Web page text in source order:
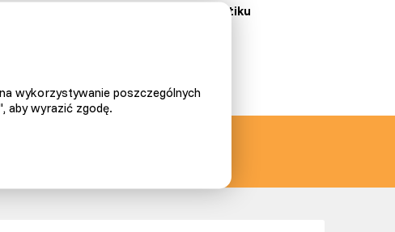
nieszkodliwego plastiku
wykorzystywanie poszczególnych
aby wyrazić zgodę.